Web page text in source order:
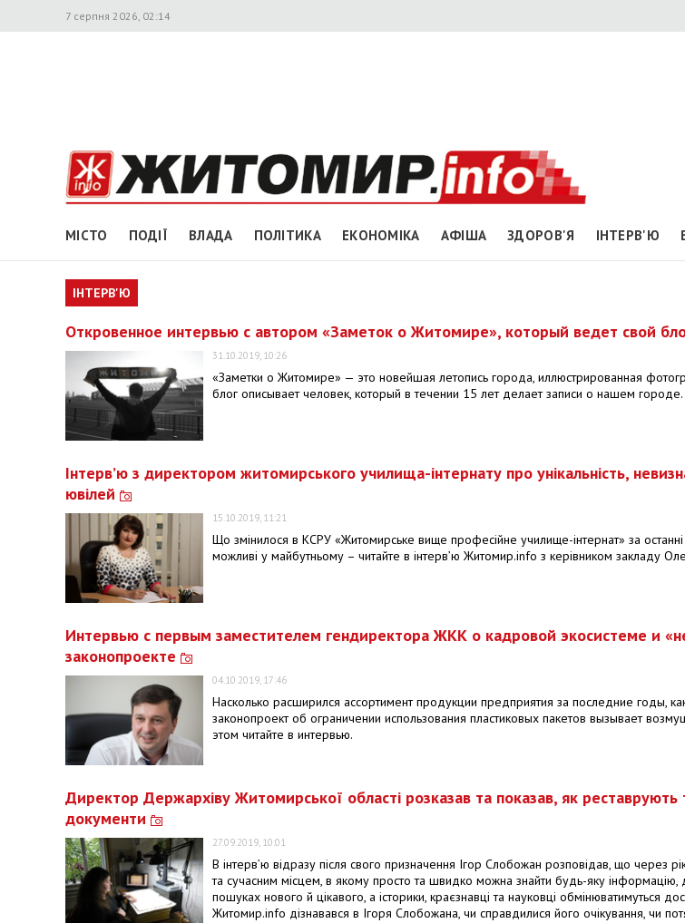
7 серпня 2026, 02:14
МІСТО ПОДІЇ ВЛАДА ПОЛІТИКА ЕКОНОМІКА АФІША ЗДОРОВ'Я ІНТЕРВ'Ю
ІНТЕРВ'Ю
Откровенное интервью с автором «Заметок о Житомире», который ведет свой
31.10.2019, 10:26
«Заметки о Житомире» — это новейшая летопись города, иллюстрированная
блог описывает человек, который в течении 15 лет делает записи о нашем городе.
Інтерв’ю з директором житомирського училища-інтернату про унікальність,
ювілей
15.10.2019, 11:21
Що змінилося в КСРУ «Житомирське вище професійне училище-інтернат» за останні
можливі у майбутньому – читайте в інтерв’ю Житомир.info з керівником закладу
Интервью с первым заместителем гендиректора ЖКК о кадровой экосистеме и
законопроекте
04.10.2019, 17:46
Насколько расширился ассортимент продукции предприятия за последние годы,
законопроект об ограничении использования пластиковых пакетов вызывает
этом читайте в интервью.
​Директор Держархіву Житомирської області розказав та показав, як
документи
27.09.2019, 10:01
В інтерв’ю відразу після свого призначення Ігор Слобожан розповідав, що через
та сучасним місцем, в якому просто та швидко можна знайти будь-яку
пошуках нового й цікавого, а історики, краєзнавці та науковці обмінюватимуться
Житомир.info дізнавався в Ігоря Слобожана, чи справдилися його очікування, чи